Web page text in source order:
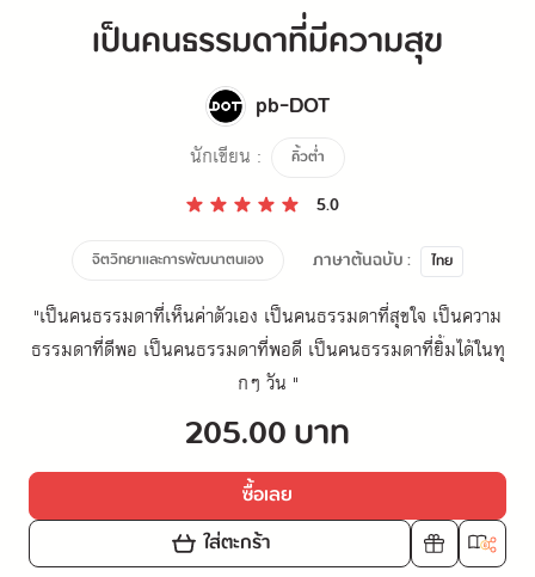
เป็นคนธรรมดาที่มีความสุข
pb-DOT
นักเขียน : คิ้วต่ำ
5.0
จิตวิทยาและการพัฒนาตนเอง ภาษาต้นฉบับ : ไทย
"เป็นคนธรรมดาที่เห็นค่าตัวเอง เป็นคนธรรมดาที่สุขใจ เป็นความ
ธรรมดาที่ดีพอ เป็นคนธรรมดาที่พอดี เป็นคนธรรมดาที่ยิ้มได้ในทุ
กๆ วัน "
205.00 บาท
ซื้อเลย
ใส่ตะกร้า